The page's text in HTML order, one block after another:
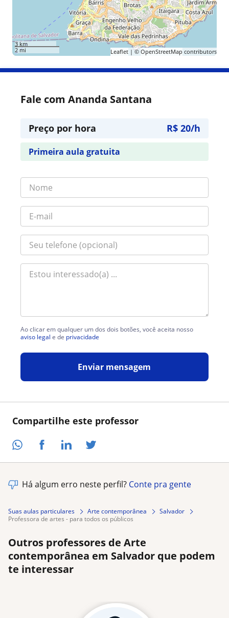
Compartilhe este professor
3 km
2 mi
Leaflet| © OpenStreetMap contributors
Fale com Ananda Santana
Preço por hora R$ 20/h
Primeira aula gratuita
Ao clicar em qualquer um dos dois botões, você aceita nosso
aviso legal e de privacidade
Enviar mensagem
Há algum erro neste perfil? Conte pra gente
Suas aulas particulares Arte contemporânea
Salvador
professora de artes - para todos os públicos
Outros professores de Arte
contemporânea em Salvador que podem
te interessar